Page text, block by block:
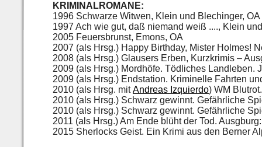
KRIMINALROMANE:
1996 Schwarze Witwen, Klein und Blechinger, OA
1997 Ach wie gut, daß niemand weiß ...., Klein
2005 Feuersbrunst, Emons, OA
2007 (als Hrsg.) Happy Birthday, Mister Holmes!
2008 (als Hrsg.) Glausers Erben, Kurzkrimis –
2009 (als Hrsg.) Mordhöfe. Tödliches Landleben.
2009 (als Hrsg.) Endstation. Kriminelle Fahrten
2010 (als Hrsg. mitAndreas Izquierdo) WM
2010 (als Hrsg.) Schwarz gewinnt. Gefährliche
2010 (als Hrsg.) Schwarz gewinnt. Gefährliche
2011 (als Hrsg.) Am Ende blüht der Tod.
2015 Sherlocks Geist. Ein Krimi aus den Berner